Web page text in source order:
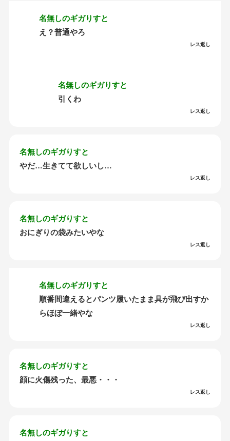
名無しのギガりすと
え？普通やろ
レス返し
名無しのギガりすと
引くわ
レス返し
名無しのギガりすと
やだ…生きてて欲しいし…
レス返し
名無しのギガりすと
おにぎりの袋みたいやな
レス返し
名無しのギガりすと
順番間違えるとパンツ履いたまま具が飛び出すか
らほぼ一緒やな
レス返し
名無しのギガりすと
顔に火傷残った、最悪・・・
レス返し
名無しのギガりすと